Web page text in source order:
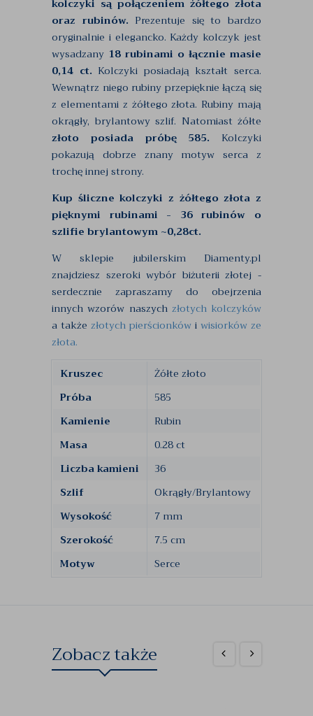
kolczyki są połączeniem żółtego złota
oraz rubinów. Prezentuje się to bardzo
oryginalnie i elegancko. Każdy kolczyk jest
wysadzany 18 rubinami o łącznie masie
0,14 ct. Kolczyki posiadają kształt serca.
Wewnątrz niego rubiny przepięknie łączą się
z elementami z żółtego złota. Rubiny mają
okrągły, brylantowy szlif. Natomiast żółte
złoto posiada próbę 585. Kolczyki
pokazują dobrze znany motyw serca z
trochę innej strony.
Kup śliczne kolczyki z żółtego złota z
pięknymi rubinami - 36 rubinów o
szlifie brylantowym ~0,28ct.
W sklepie jubilerskim Diamenty.pl
znajdziesz szeroki wybór biżuterii złotej -
serdecznie zapraszamy do obejrzenia
innych wzorów naszych złotych kolczyków
a także złotych pierścionków i wisiorków ze
złota.
Kruszec
Żółte złoto
Próba
585
Kamienie
Rubin
Masa
0.28 ct
Liczba kamieni
36
Szlif
Okrągły/Brylantowy
Wysokość
7 mm
Szerokość
7.5 cm
Motyw
Serce
Zobacz także